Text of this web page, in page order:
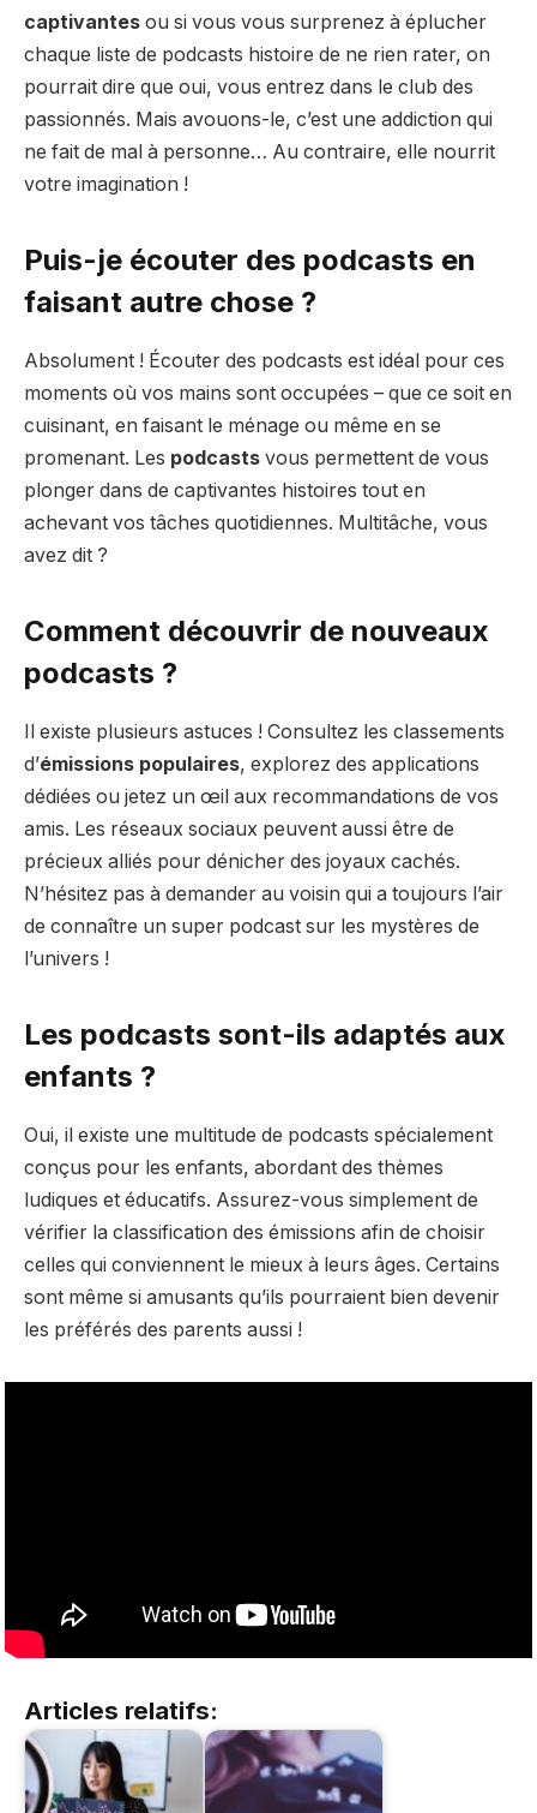
captivantes ou si vous vous surprenez à éplucher
chaque liste de podcasts histoire de ne rien rater, on
pourrait dire que oui, vous entrez dans le club des
passionnés. Mais avouons-le, c’est une addiction qui
ne fait de mal à personne… Au contraire, elle nourrit
votre imagination !
Puis-je écouter des podcasts en
faisant autre chose ?
Absolument ! Écouter des podcasts est idéal pour ces
moments où vos mains sont occupées – que ce soit en
cuisinant, en faisant le ménage ou même en se
promenant. Les podcasts vous permettent de vous
plonger dans de captivantes histoires tout en
achevant vos tâches quotidiennes. Multitâche, vous
avez dit ?
Comment découvrir de nouveaux
podcasts ?
Il existe plusieurs astuces ! Consultez les classements
d’émissions populaires, explorez des applications
dédiées ou jetez un œil aux recommandations de vos
amis. Les réseaux sociaux peuvent aussi être de
précieux alliés pour dénicher des joyaux cachés.
N’hésitez pas à demander au voisin qui a toujours l’air
de connaître un super podcast sur les mystères de
l’univers !
Les podcasts sont-ils adaptés aux
enfants ?
Oui, il existe une multitude de podcasts spécialement
conçus pour les enfants, abordant des thèmes
ludiques et éducatifs. Assurez-vous simplement de
vérifier la classification des émissions afin de choisir
celles qui conviennent le mieux à leurs âges. Certains
sont même si amusants qu’ils pourraient bien devenir
les préférés des parents aussi !
Articles relatifs: